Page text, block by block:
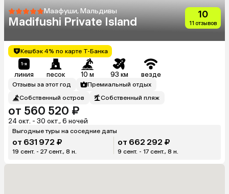
Маафуши, Мальдивы
Madifushi Private Island
10
11 отзывов
Кешбэк 4% по карте Т-Банка
линия песок 10 м 93 км везде
Отзывы за этот год
Премиальный отдых
Собственный остров
Собственный пляж
от 560 520 ₽
24 окт. - 30 окт., 6 ночей
Выгодные туры на соседние даты
от 631 972 ₽
19 сент. - 27 сент., 8 н.
от 662 292 ₽
9 сент. - 17 сент., 8 н.